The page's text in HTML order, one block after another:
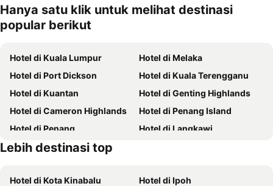
kesayanga
n
Hanya satu klik untuk melihat destinasi
popular berikut
Hotel di Kuala Lumpur
Hotel di Melaka
Hotel di Port Dickson
Hotel di Kuala Terengganu
Hotel di Kuantan
Hotel di Genting Highlands
Hotel di Cameron Highlands
Hotel di Penang Island
Hotel di Penang
Hotel di Langkawi
Hotel di Terengganu
Lebih destinasi top
Hotel di Kota Kinabalu
Hotel di Ipoh